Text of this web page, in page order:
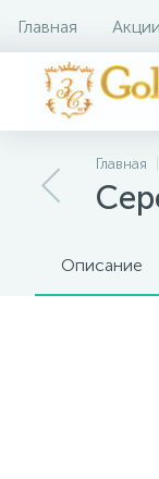
Главная
Главная
Описание